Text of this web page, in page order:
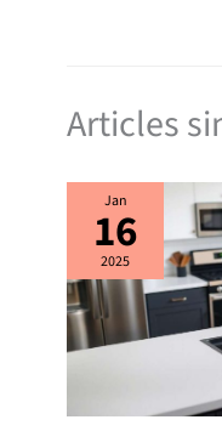
Articles
Jan
16
2025